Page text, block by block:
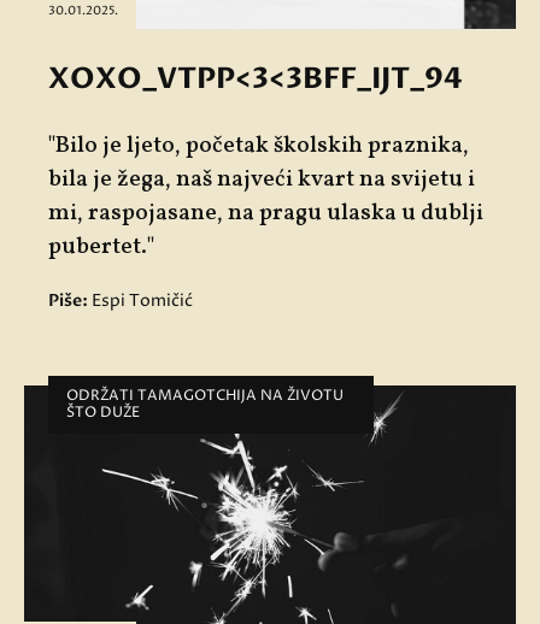
30.01.2025.
XOXO_VTPP<3<3BFF_IJT_94
"Bilo je ljeto, početak školskih praznika,
bila je žega, naš najveći kvart na svijetu i
mi, raspojasane, na pragu ulaska u dublji
pubertet."
Piše: Espi Tomičić
ODRŽATI TAMAGOTCHIJA NA ŽIVOTU
ŠTO DUŽE